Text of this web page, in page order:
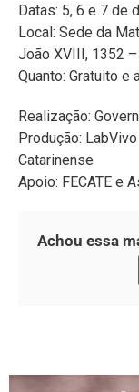
Datas: 5, 6 e 7 de
Local: Sede da
João XVIII, 1352
Quanto: Gratuito e
Realização:
Produção:
Catarinense
Apoio: FECATE e
Achou essa